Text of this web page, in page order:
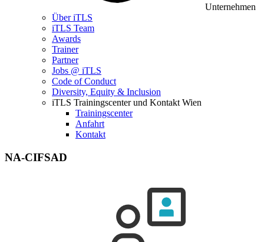
Unternehmen
Über iTLS
iTLS Team
Awards
Trainer
Partner
Jobs @ iTLS
Code of Conduct
Diversity, Equity & Inclusion
iTLS Trainingscenter und Kontakt Wien
Trainingscenter
Anfahrt
Kontakt
NA-CIFSAD